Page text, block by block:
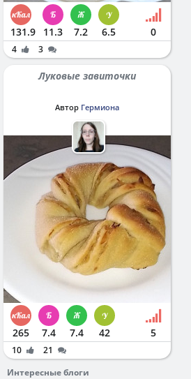
131.9 11.3 7.2 6.5 0
4 3
Луковые завиточки
Автор Гермиона
265 7.4 7.4 42 5
10
21
Интересные блоги